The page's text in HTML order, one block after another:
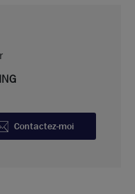
Contactez-moi